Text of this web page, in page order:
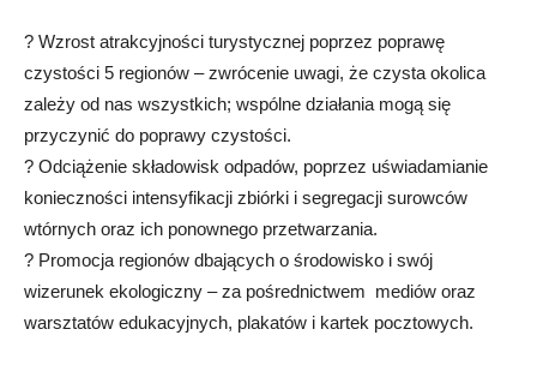
? Wzrost atrakcyjności turystycznej poprzez poprawę
czystości 5 regionów – zwrócenie uwagi, że czysta okolica
zależy od nas wszystkich; wspólne działania mogą się
przyczynić do poprawy czystości.
? Odciążenie składowisk odpadów, poprzez uświadamianie
konieczności intensyfikacji zbiórki i segregacji surowców
wtórnych oraz ich ponownego przetwarzania.
? Promocja regionów dbających o środowisko i swój
wizerunek ekologiczny – za pośrednictwem mediów oraz
warsztatów edukacyjnych, plakatów i kartek pocztowych.